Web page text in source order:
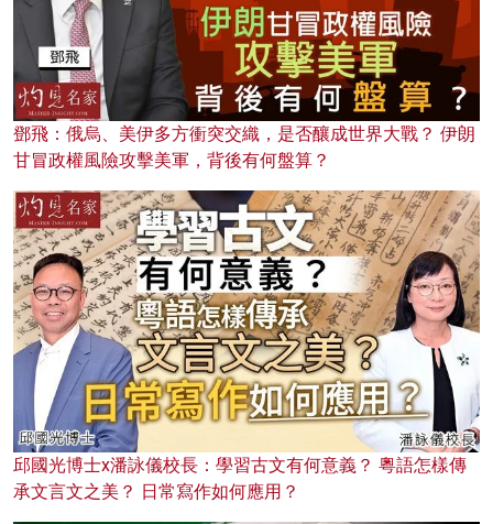
鄧飛：俄烏、美伊多方衝突交織，是否釀成世界大戰？ 伊朗
甘冒政權風險攻擊美軍，背後有何盤算？
邱國光博士x潘詠儀校長：學習古文有何意義？ 粵語怎樣傳
承文言文之美？ 日常寫作如何應用？